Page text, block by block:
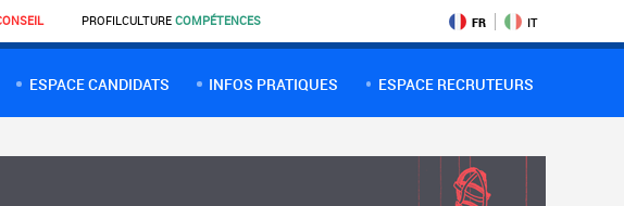
PROFILCULTURE COMPÉTENCES FR IT
ESPACE CANDIDATS INFOS PRATIQUES ESPACE RECRUTEURS